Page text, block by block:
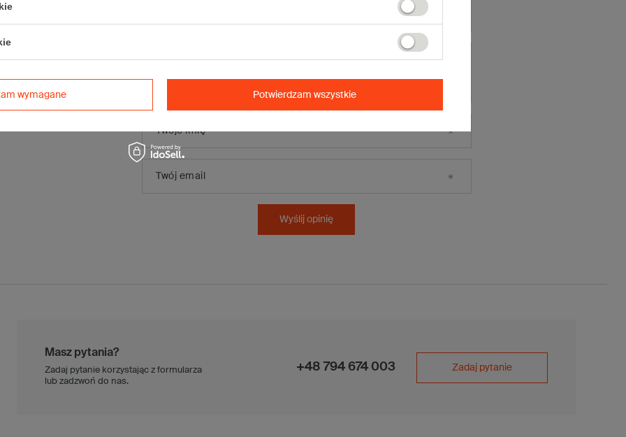
Dodaj własne
Twoje imię
Twój email
Wyślij opinię
Masz pytania?
Zadaj pytanie korzystając z formularza
lub zadzwoń do nas.
+48 794 674 003 Zadaj pytanie
wymagane Potwierdzam wszystkie